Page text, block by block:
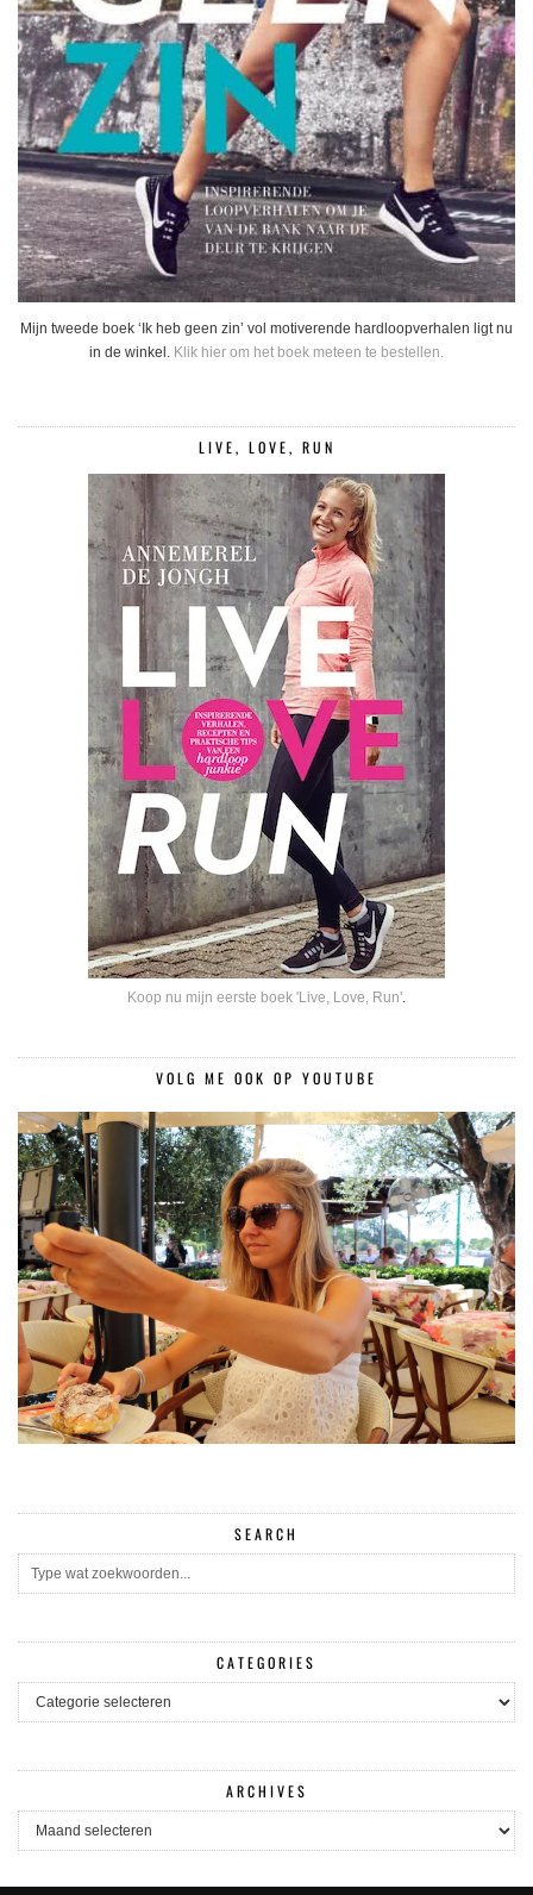
Mijn tweede boek ‘Ik heb geen zin’ vol motiverende hardloopverhalen ligt nu
in de winkel. Klik hier om het boek meteen te bestellen.
LIVE, LOVE, RUN
Koop nu mijn eerste boek 'Live, Love, Run'.
VOLG ME OOK OP YOUTUBE
SEARCH
CATEGORIES
CATEGORIES
ARCHIVES
ARCHIVES